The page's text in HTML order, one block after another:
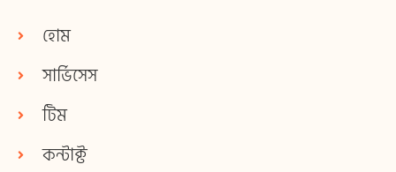
হোম
সার্ভিসেস
টিম
কন্টাক্ট